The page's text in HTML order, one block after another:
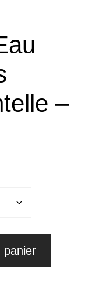
–
panier